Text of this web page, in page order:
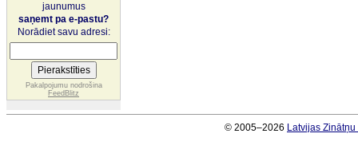
jaunumus
saņemt pa e-pastu?
Norādiet savu adresi:
Pakalpojumu nodrošina
FeedBlitz
© 2005–2026 Latvijas